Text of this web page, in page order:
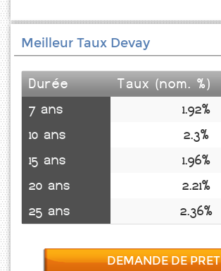
Meilleur Taux Devay
Durée
Taux (nom. %)
7 ans
1.92%
10 ans
2.3%
15 ans
1.96%
20 ans
2.21%
25 ans
2.36%
DEMANDE DE PRET